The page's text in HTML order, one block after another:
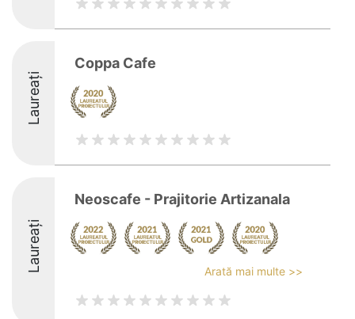
Laureați
Coppa Cafe
Laureați
Neoscafe - Prajitorie Artizanala
Arată mai multe >>